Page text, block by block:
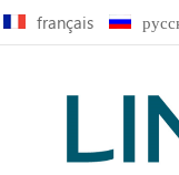
français